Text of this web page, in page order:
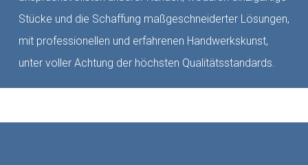
Stücke und die Schaffung maßgeschneiderter Lösungen,
mit professionellen und erfahrenen Handwerkskunst,
unter voller Achtung der höchsten Qualitätsstandards.